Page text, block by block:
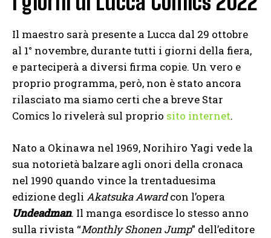
Il maestro sarà presente a Lucca dal 29 ottobre
al 1° novembre, durante tutti i giorni della fiera,
e parteciperà a diversi firma copie. Un vero e
proprio programma, però, non è stato ancora
rilasciato ma siamo certi che a breve Star
Comics lo rivelerà sul proprio sito internet.
Nato a Okinawa nel 1969, Norihiro Yagi vede la
sua notorietà balzare agli onori della cronaca
nel 1990 quando vince la trentaduesima
edizione degli Akatsuka Awardcon l’opera
Undeadman. Il manga esordisce lo stesso anno
sulla rivista “Monthly Shonen Jump” dell’editore